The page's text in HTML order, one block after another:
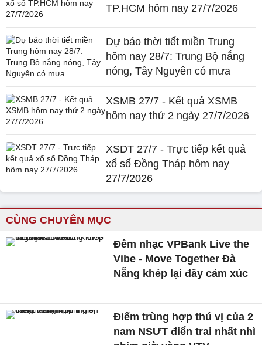
TP.HCM hôm nay 27/7/2026
Dự báo thời tiết miền Trung
hôm nay 28/7: Trung Bộ nắng
nóng, Tây Nguyên có mưa
XSMB 27/7 - Kết quả XSMB
hôm nay thứ 2 ngày 27/7/2026
XSDT 27/7 - Trực tiếp kết quả
xổ số Đồng Tháp hôm nay
27/7/2026
CÙNG CHUYÊN MỤC
Đêm nhạc VPBank Live the
Vibe - Move Together Đà
Nẵng khép lại đầy cảm xúc
Điểm trùng hợp thú vị của 2
nam NSƯT điển trai nhất nhì